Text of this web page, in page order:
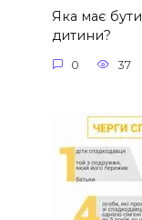
Яка має бути
дитини?
0 37